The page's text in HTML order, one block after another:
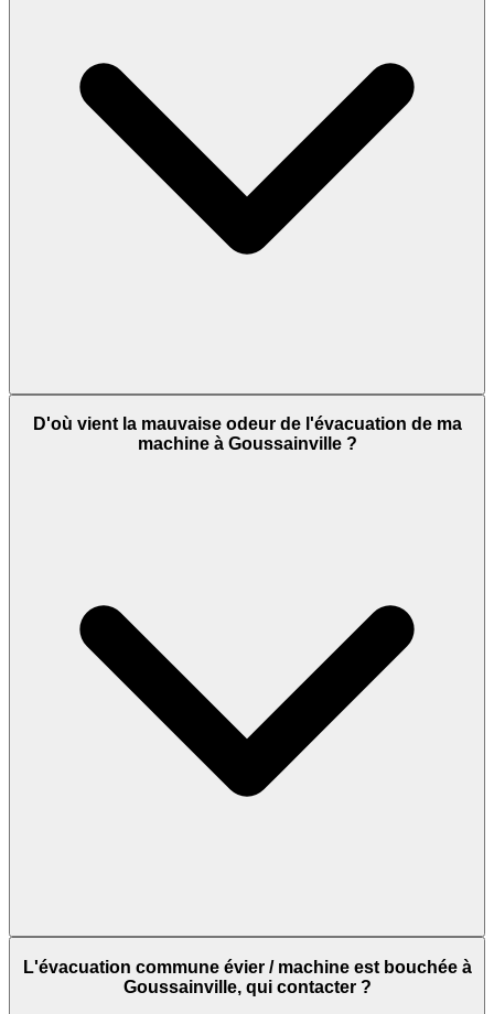
D'où vient la mauvaise odeur de l'évacuation de ma
machine à Goussainville ?
L'évacuation commune évier / machine est bouchée à
Goussainville, qui contacter ?